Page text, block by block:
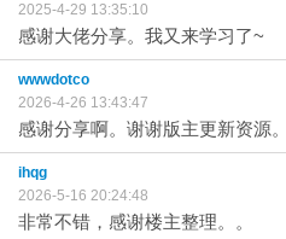
2025-4-29 13:35:10
感谢大佬分享。我又来学习了~
wwwdotco
2026-4-26 13:43:47
感谢分享啊。谢谢版主更新资源。
ihqg
2026-5-16 20:24:48
非常不错，感谢楼主整理。。